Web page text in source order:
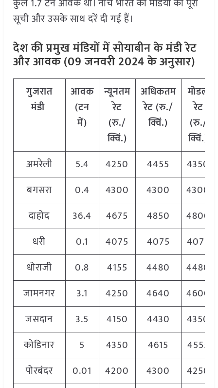
कुल 1.7 टन आवक थी। नीचे भारत की मंडियों की पूरी
सूची और उसके साथ दरें दी गई हैं।
देश की प्रमुख मंडियों में सोयाबीन के मंडी रेट
और आवक (09 जनवरी 2024 के अनुसार)
गुजरात
मंडी
आवक
(टन
में)
न्यूनतम
रेट
(रु./
क्विं.)
अधिकतम
रेट (रु./
क्विं.)
मोडल
रेट
(रु./
क्विं.)
अमरेली
5.4 4250 4455
4350
बगसरा
0.4 4300 4300
4300
दाहोद
36.4 4675 4850
4800
धरी
0.1 4075 4075
4075
धोराजी
0.8 4155 4480
4480
जामनगर
3.1 4250 4640
4600
जसदान
3.5 4150 4430
4350
कोडिनार
5 4350 4615
4555
पोरबंदर
0.01 4200 4300
4250